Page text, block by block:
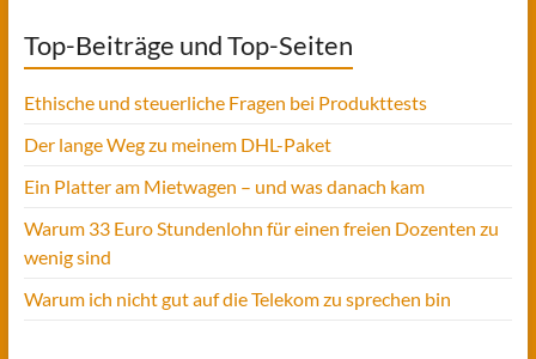
Top-Beiträge und Top-Seiten
Ethische und steuerliche Fragen bei Produkttests
Der lange Weg zu meinem DHL-Paket
Ein Platter am Mietwagen – und was danach kam
Warum 33 Euro Stundenlohn für einen freien Dozenten zu
wenig sind
Warum ich nicht gut auf die Telekom zu sprechen bin